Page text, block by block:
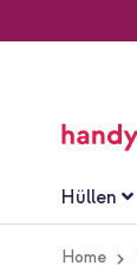
Hüllen
Home